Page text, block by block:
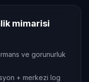
mimarisi
ve gorunurluk
+ merkezi log